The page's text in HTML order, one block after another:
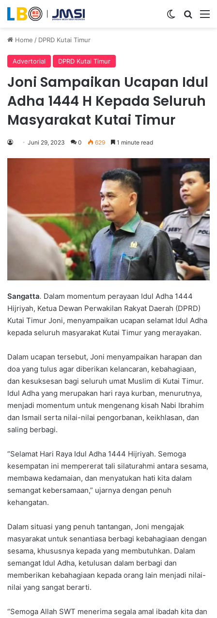
Switch skin
Home / DPRD Kutai Timur
Advertorial DPRD Kutai Timur
Joni Sampaikan Ucapan Idul
Adha 1444 H Kepada Seluruh
Masyarakat Kutai Timur
Juni 29, 2023 0 629 1 minute read
Sangatta. Dalam momentum perayaan Idul Adha 1444
Hijriyah, Ketua Dewan Perwakilan Rakyat Daerah (DPRD)
Kutai Timur Joni, menyampaikan ucapan selamat Idul Adha
kepada seluruh masyarakat Kutai Timur yang merayakan.
Dalam ucapan tersebut, Joni menyampaikan harapan dan
doa yang tulus agar diberikan kelancaran, kebahagiaan,
dan kesuksesan bagi seluruh umat Muslim di Kutai Timur.
Idul Adha yang merupakan hari raya kurban, menurutnya,
menjadi momentum untuk mengenang kisah Nabi Ibrahim
dan Ismail serta nilai-nilai pengorbanan, keikhlasan, dan
saling berbagi.
“Selamat Hari Raya Idul Adha 1444 Hijriyah. Semoga
kesempatan ini mempererat tali silaturahmi antara sesama,
membawa kedamaian, dan menyatukan hati kita dalam
semangat kebersamaan,” ujarnya dengan penuh
kehangatan.
Dalam situasi yang penuh tantangan, Joni mengajak
masyarakat untuk senantiasa berbagi kebahagiaan dengan
sesama, khususnya kepada yang membutuhkan. Dalam
semangat Idul Adha, ketulusan dalam berbagi dan
memberikan kebahagiaan kepada orang lain menjadi nilai-
nilai yang sangat berarti.
“Semoga Allah SWT menerima segala amal ibadah kita dan